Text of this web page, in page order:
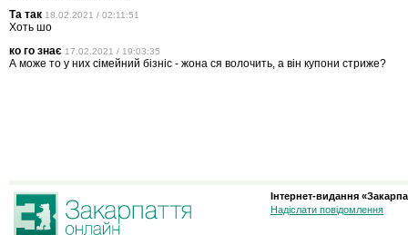
Та так 18.02.2021 / 02:11:51
Хоть шо
ко го знає 17.02.2021 / 19:03:35
А може то у них сімейний бізніс - жона ся волочить, а він купони стриже?
Інтернет-видання
Надіслати повідомлення